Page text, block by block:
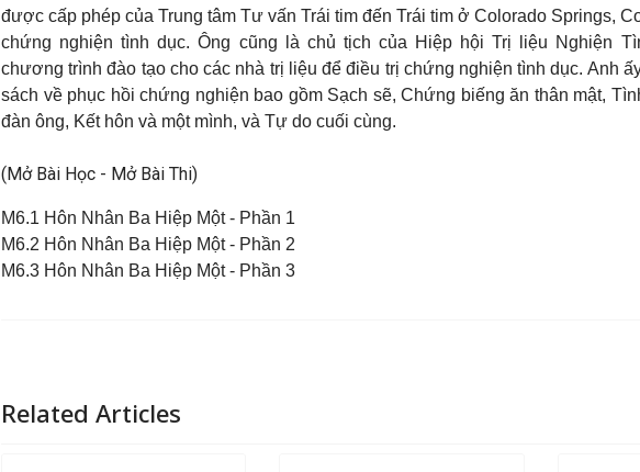
được cấp phép của Trung tâm Tư vấn Trái tim đến Trái tim ở Colorado Springs,
chứng nghiện tình dục. Ông cũng là chủ tịch của Hiệp hội Trị liệu Nghiện
chương trình đào tạo cho các nhà trị liệu để điều trị chứng nghiện tình dục. Anh
sách về phục hồi chứng nghiện bao gồm Sạch sẽ, Chứng biếng ăn thân mật,
đàn ông, Kết hôn và một mình, và Tự do cuối cùng.
(Mở Bài Học - Mở Bài Thi)
M6.1 Hôn Nhân Ba Hiệp Một - Phần 1
M6.2 Hôn Nhân Ba Hiệp Một - Phần 2
M6.3 Hôn Nhân Ba Hiệp Một - Phần 3
Related Articles